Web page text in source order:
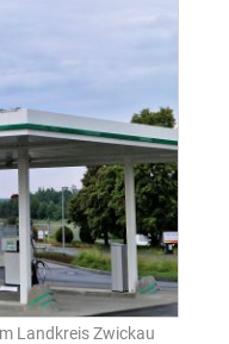
Landkreis Zwickau